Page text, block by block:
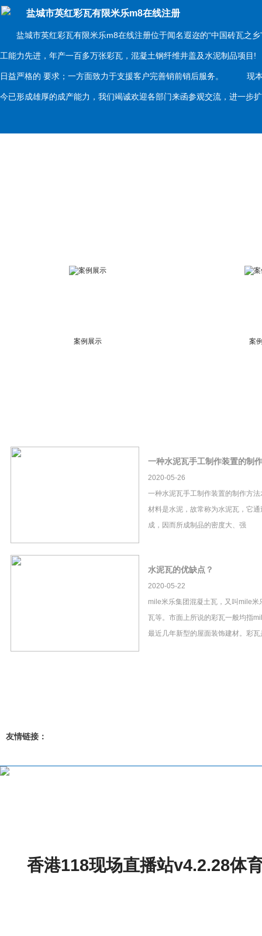
盐城市英红彩瓦有限米乐m8在线注册
盐城市英红彩瓦有限米乐m8在线注册位于闻名遐迩的“中国砖瓦之乡
工能力先进，年产一百多万张彩瓦，混凝土钢纤维井盖及水泥制品项
日益严格的 要求；一方面致力于支援客户完善销前销后服务。 现本
今已形成雄厚的成产能力，我们竭诚欢迎各部门来函参观交流，进一
案例展示 案
一种水泥瓦手工制作装置的制
2020-05-26
一种水泥瓦手工制作装置的制作方
材料是水泥，故常称为水泥瓦，它
成，因而所成制品的密度大、强
水泥瓦的优缺点？
2020-05-22
mile米乐集团混凝土瓦，又叫mile米
瓦等。市面上所说的彩瓦一般均指
最近几年新型的屋面装饰建材。彩
友情链接：
香港118现场直播站v4.2.28体